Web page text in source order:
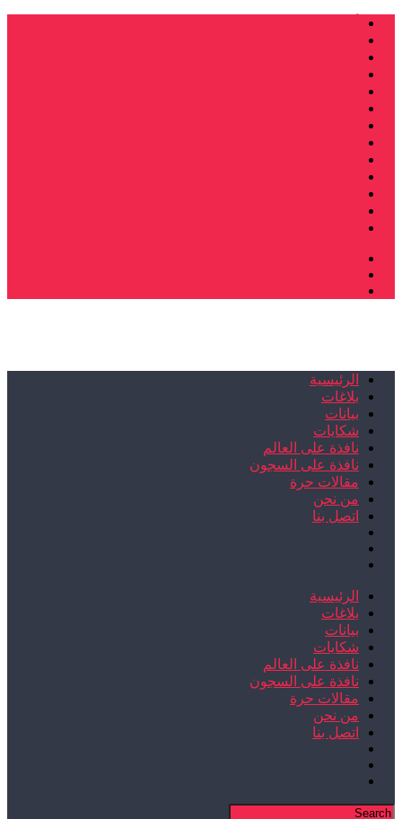
أنشطة وطنية
ندوات
صرخات و نداءات
فرع الدار البيضاء
فرع فاس
فرع سلا
فرع تطوان
فرع طنجة
فرع سيدي سليمان
إصدارات
تصريحات
إبداعات
شهادات
الرئيسية
بلاغات
بيانات
شكايات
نافذة على العالم
نافذة على السجون
مقالات حرة
من نحن
اتصل بنا
الرئيسية
بلاغات
بيانات
شكايات
نافذة على العالم
نافذة على السجون
مقالات حرة
من نحن
اتصل بنا